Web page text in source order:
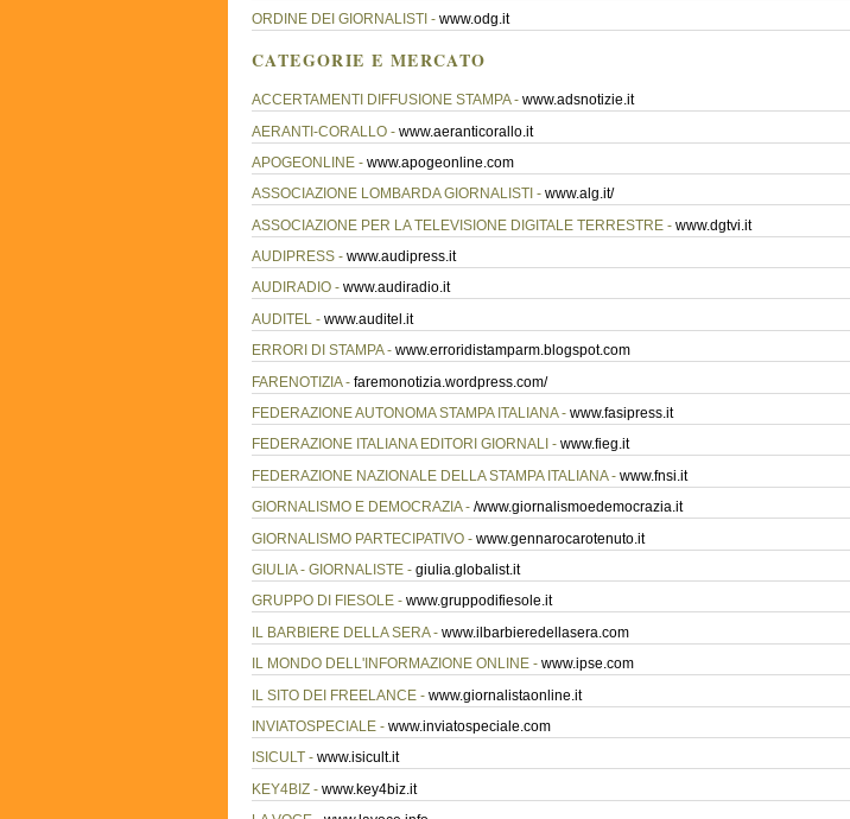
ORDINE DEI GIORNALISTI - www.odg.it
CATEGORIE E MERCATO
ACCERTAMENTI DIFFUSIONE STAMPA - www.adsnotizie.it
AERANTI-CORALLO - www.aeranticorallo.it
APOGEONLINE - www.apogeonline.com
ASSOCIAZIONE LOMBARDA GIORNALISTI - www.alg.it/
ASSOCIAZIONE PER LA TELEVISIONE DIGITALE TERRESTRE - www.dgtvi.it
AUDIPRESS - www.audipress.it
AUDIRADIO - www.audiradio.it
AUDITEL - www.auditel.it
ERRORI DI STAMPA - www.erroridistamparm.blogspot.com
FARENOTIZIA - faremonotizia.wordpress.com/
FEDERAZIONE AUTONOMA STAMPA ITALIANA - www.fasipress.it
FEDERAZIONE ITALIANA EDITORI GIORNALI - www.fieg.it
FEDERAZIONE NAZIONALE DELLA STAMPA ITALIANA - www.fnsi.it
GIORNALISMO E DEMOCRAZIA - /www.giornalismoedemocrazia.it
GIORNALISMO PARTECIPATIVO - www.gennarocarotenuto.it
GIULIA - GIORNALISTE - giulia.globalist.it
GRUPPO DI FIESOLE - www.gruppodifiesole.it
IL BARBIERE DELLA SERA - www.ilbarbieredellasera.com
IL MONDO DELL'INFORMAZIONE ONLINE - www.ipse.com
IL SITO DEI FREELANCE - www.giornalistaonline.it
INVIATOSPECIALE - www.inviatospeciale.com
ISICULT - www.isicult.it
KEY4BIZ - www.key4biz.it